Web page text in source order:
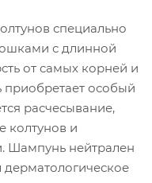
специально
с длинной
от самых корней и
приобретает особый
расчесывание,
колтунов и
Шампунь нейтрален